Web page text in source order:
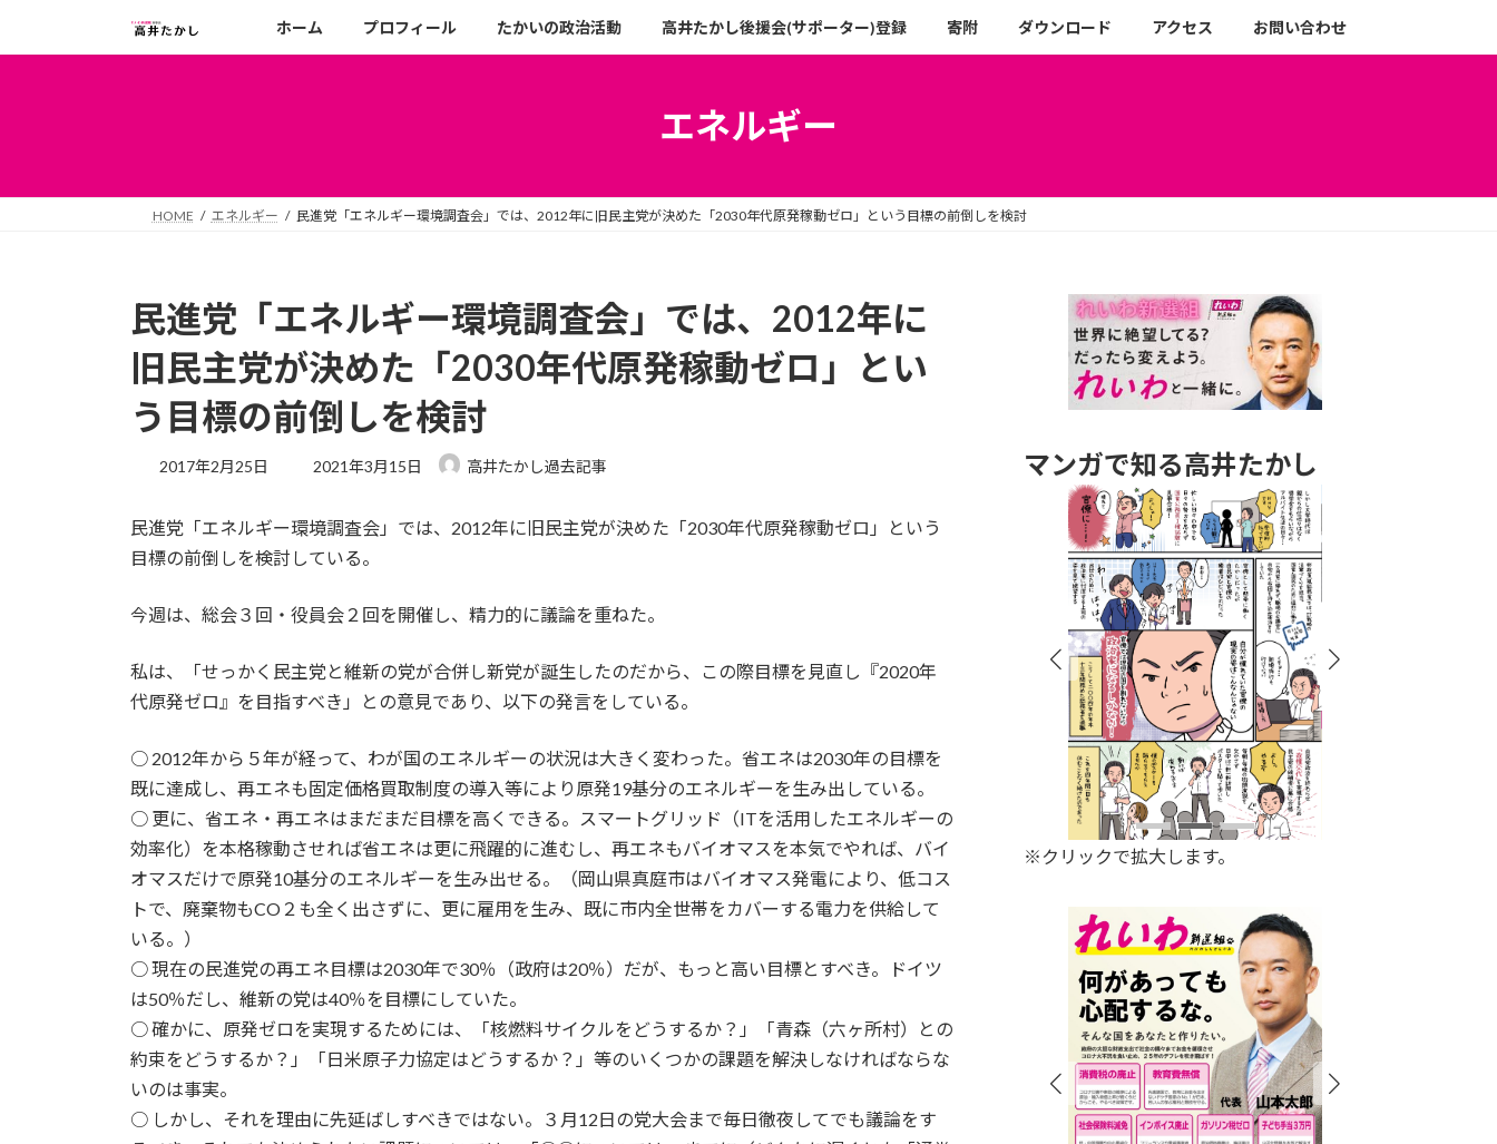
キ
に
ホーム プロフィール たかいの政治活動 高井たかし後援会(サポーター)登録 寄附 ダウンロード アクセス お問い合わせ
エネルギー
HOME エネルギー 民進党「エネルギー環境調査会」では、2012年に旧民主党が決めた「2030年代原発稼動ゼロ」という目標の前倒しを検討
民進党「エネルギー環境調査会」では、2012年に
旧民主党が決めた「2030年代原発稼動ゼロ」とい
う目標の前倒しを検討
2017年2月25日
最
新
日
2021年3月15日 高井たかし過去記事
民進党「エネルギー環境調査会」では、2012年に旧民主党が決めた「2030年代原発稼動ゼロ」という
目標の前倒しを検討している。
今週は、総会３回・役員会２回を開催し、精力的に議論を重ねた。
私は、「せっかく民主党と維新の党が合併し新党が誕生したのだから、この際目標を見直し『2020年
代原発ゼロ』を目指すべき」との意見であり、以下の発言をしている。
○ 2012年から５年が経って、わが国のエネルギーの状況は大きく変わった。省エネは2030年の目標を
既に達成し、再エネも固定価格買取制度の導入等により原発19基分のエネルギーを生み出している。
○ 更に、省エネ・再エネはまだまだ目標を高くできる。スマートグリッド（ITを活用したエネルギーの
効率化）を本格稼動させれば省エネは更に飛躍的に進むし、再エネもバイオマスを本気でやれば、バイ
オマスだけで原発10基分のエネルギーを生み出せる。（岡山県真庭市はバイオマス発電により、低コス
トで、廃棄物もCO２も全く出さずに、更に雇用を生み、既に市内全世帯をカバーする電力を供給して
いる。）
○ 現在の民進党の再エネ目標は2030年で30％（政府は20％）だが、もっと高い目標とすべき。ドイツ
は50％だし、維新の党は40％を目標にしていた。
○ 確かに、原発ゼロを実現するためには、「核燃料サイクルをどうするか？」「青森（六ヶ所村）との
約束をどうするか？」「日米原子力協定はどうするか？」等のいくつかの課題を解決しなければならな
いのは事実。
○ しかし、それを理由に先延ばしすべきではない。３月12日の党大会まで毎日徹夜してでも議論をす
マンガで知る高井たかし
※クリックで拡大します。